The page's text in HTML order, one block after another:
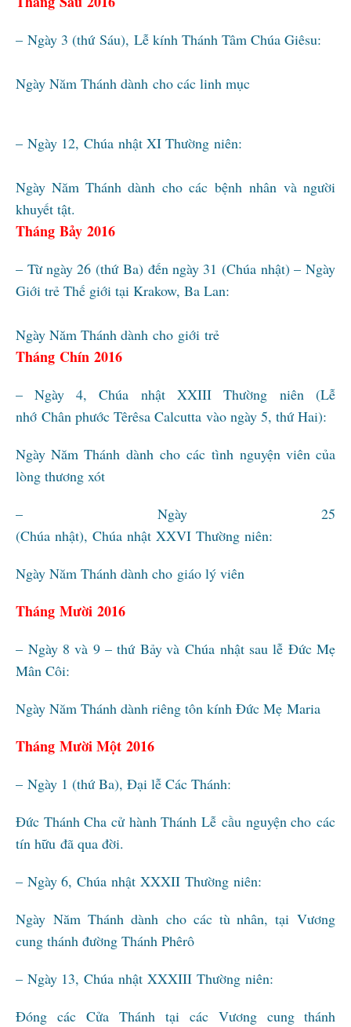
– Ngày 3 (thứ Sáu), Lễ kính Thánh Tâm Chúa Giêsu:
Ngày Năm Thánh dành cho các linh mục
– Ngày 12, Chúa nhật XI Thường niên:
Ngày Năm Thánh dành cho các bệnh nhân và người
khuyết tật.
Tháng Bảy 2016
– Từ ngày 26 (thứ Ba) đến ngày 31 (Chúa nhật) – Ngày
Giới trẻ Thế giới tại Krakow, Ba Lan:
Ngày Năm Thánh dành cho giới trẻ
Tháng Chín 2016
– Ngày 4, Chúa nhật XXIII Thường niên (Lễ
nhớ Chân phước Têrêsa Calcutta vào ngày 5, thứ Hai):
Ngày Năm Thánh dành cho các tình nguyện viên của
lòng thương xót
– Ngày 25
(Chúa nhật), Chúa nhật XXVI Thường niên:
Ngày Năm Thánh dành cho giáo lý viên
Tháng Mười 2016
– Ngày 8 và 9 – thứ Bảy và Chúa nhật sau lễ Đức Mẹ
Mân Côi:
Ngày Năm Thánh dành riêng tôn kính Đức Mẹ Maria
Tháng Mười Một 2016
– Ngày 1 (thứ Ba), Đại lễ Các Thánh:
Đức Thánh Cha cử hành Thánh Lễ cầu nguyện cho các
tín hữu đã qua đời.
– Ngày 6, Chúa nhật XXXII Thường niên:
Ngày Năm Thánh dành cho các tù nhân, tại Vương
cung thánh đường Thánh Phêrô
– Ngày 13, Chúa nhật XXXIII Thường niên:
Đóng các Cửa Thánh tại các Vương cung thánh